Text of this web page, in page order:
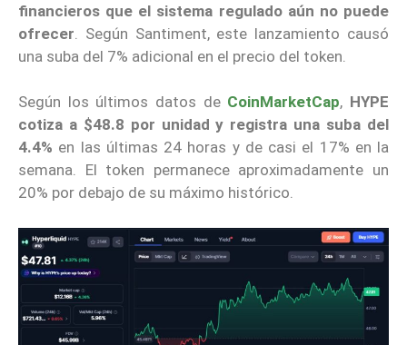
financieros que el sistema regulado aún no puede
ofrecer . Según Santiment, este lanzamiento causó
una suba del 7% adicional en el precio del token.
Según los últimos datos de CoinMarketCap, HYPE
cotiza a $48.8 por unidad y registra una suba del
4.4% en las últimas 24 horas y de casi el 17% en la
semana. El token permanece aproximadamente un
20% por debajo de su máximo histórico.